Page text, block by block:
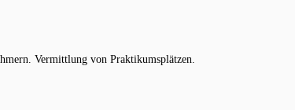
Vermittlung von Praktikumsplätzen.